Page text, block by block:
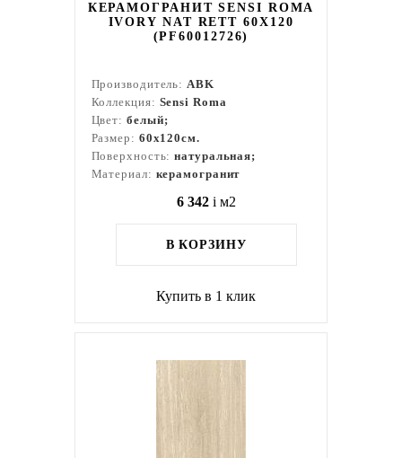
КЕРАМОГРАНИТ SENSI ROMA
IVORY NAT RETT 60X120
(PF60012726)
Производитель:ABK
Коллекция: Sensi Roma
Цвет: белый;
Размер: 60x120см.
Поверхность:натуральная;
Материал: керамогранит
6 342 i м2
В КОРЗИНУ
Купить в 1 клик